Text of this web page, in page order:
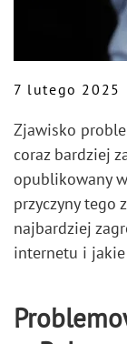
7 lutego 2025
Zjawisko
coraz bardziej
opublikowany
przyczyny tego
najbardziej
internetu i jakie